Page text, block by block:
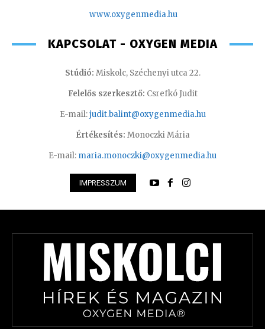
www.oxygenmedia.hu
KAPCSOLAT - OXYGEN MEDIA
Stúdió: Miskolc, Széchenyi utca 22.
Felelős szerkesztő: Csrefkó Judit
E-mail:judit.balint@oxygenmedia.hu
Értékesítés: Monoczki Mária
E-mail: maria.monoczki@oxygenmedia.hu
IMPRESSZUM